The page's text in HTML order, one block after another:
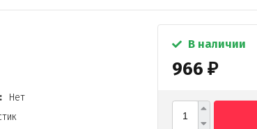
Нет
В наличии
966 ₽